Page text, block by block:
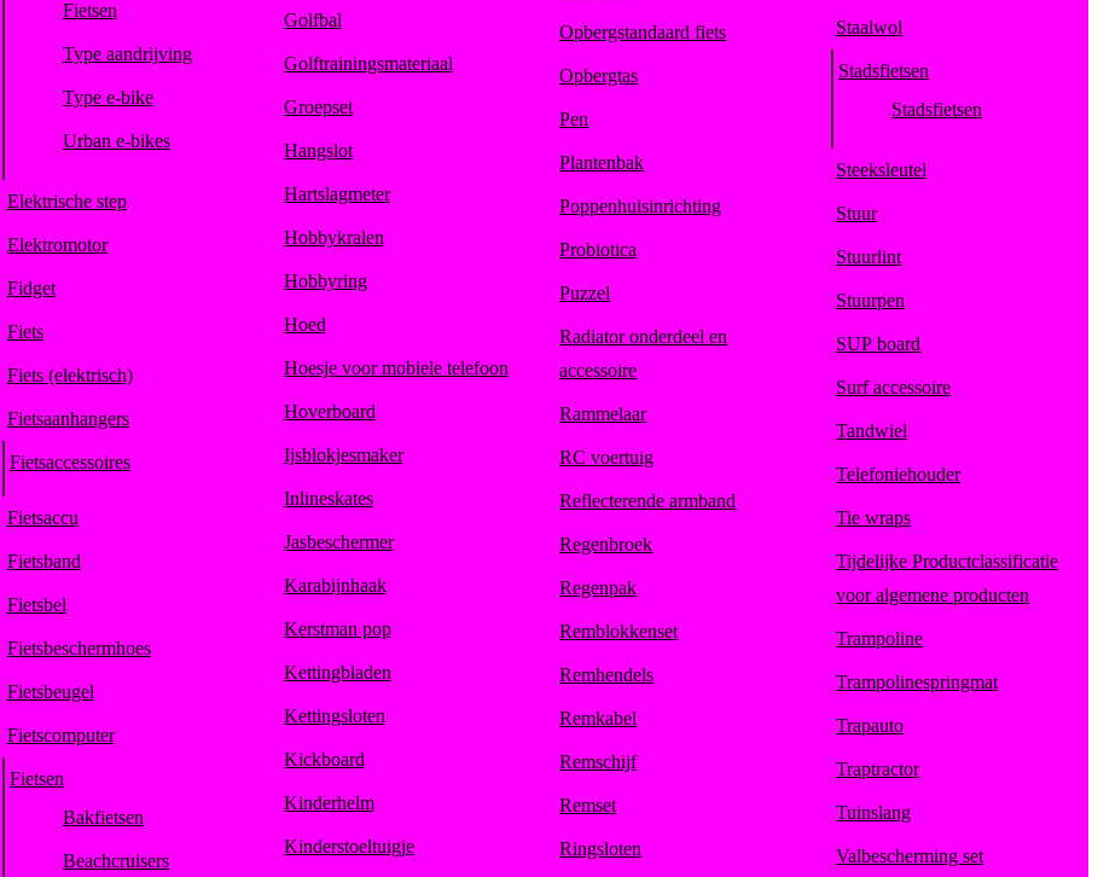
Fietsen
Type aandrijving
Type e-bike
Urban e-bikes
Elektrische step
Elektromotor
Fidget
Fiets
Fiets (elektrisch)
Fietsaanhangers
Fietsaccessoires
Fietsaccu
Fietsband
Fietsbel
Fietsbeschermhoes
Fietsbeugel
Fietscomputer
Fietsen
Bakfietsen
Beachcruisers
Golfbal
Golftrainingsmateriaal
Groepset
Hangslot
Hartslagmeter
Hobbykralen
Hobbyring
Hoed
Hoesje voor mobiele telefoon
Hoverboard
Ijsblokjesmaker
Inlineskates
Jasbeschermer
Karabijnhaak
Kerstman pop
Kettingbladen
Kettingsloten
Kickboard
Kinderhelm
Kinderstoeltuigje
Opbergstandaard fiets
Opbergtas
Pen
Plantenbak
Poppenhuisinrichting
Probiotica
Puzzel
Radiator onderdeel en
accessoire
Rammelaar
RC voertuig
Reflecterende armband
Regenbroek
Regenpak
Remblokkenset
Remhendels
Remkabel
Remschijf
Remset
Ringsloten
Staalwol
Stadsfietsen
Stadsfietsen
Steeksleutel
Stuur
Stuurlint
Stuurpen
SUP board
Surf accessoire
Tandwiel
Telefoniehouder
Tie wraps
Tijdelijke Productclassificatie
voor algemene producten
Trampoline
Trampolinespringmat
Trapauto
Traptractor
Tuinslang
Valbescherming set